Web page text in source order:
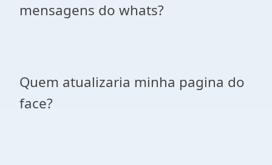
mensagens do whats?
Quem atualizaria minha pagina do
face?